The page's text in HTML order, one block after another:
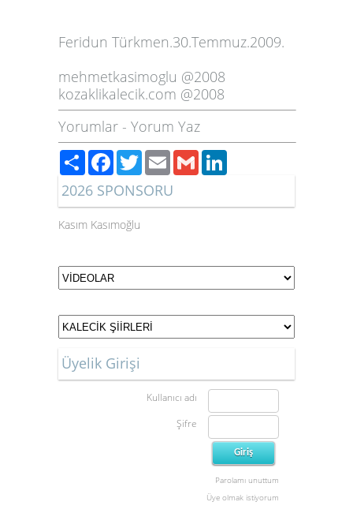
Feridun Türkmen.30.Temmuz.2009.
mehmetkasimoglu @2008
kozaklikalecik.com @2008
Yorumlar - Yorum Yaz
PaylaşFacebook
TwitterEmailGmail
2026 SPONSORU
Kasım Kasımoğlu
Üyelik Girişi
Kullanıcı adı
Şifre
Parolamı unuttum
Üye olmak istiyorum